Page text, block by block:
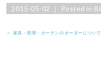
2015-05-02 ｜ Posted in
＜ 家具・照明・カーテンのオーダーについて